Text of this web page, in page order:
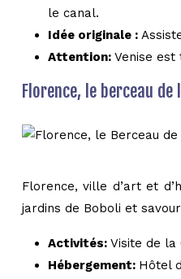
le canal.
Idée originale :
Attention: Venise est
Florence, le berceau de
Florence, ville d’art et
jardins de Boboli et
Activités: Visite de la
Hébergement: Hôtel